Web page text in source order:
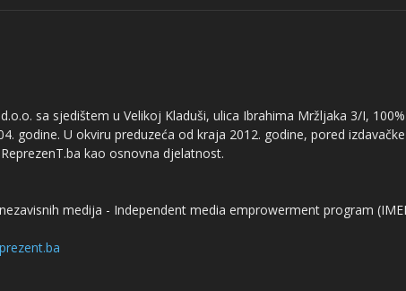
sa sjedištem u Velikoj Kladuši, ulica Ibrahima Mržljaka 3/I,
godine. U okviru preduzeća od kraja 2012. godine, pored
kao osnovna djelatnost.
medija - Independent media emprowerment program